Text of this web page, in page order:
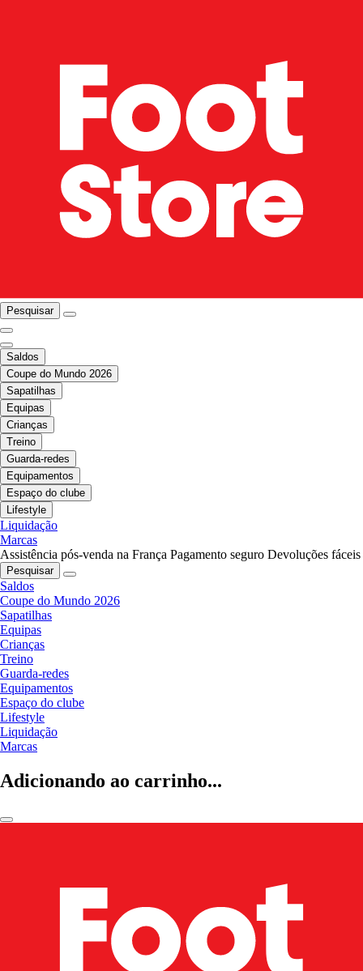
Pesquisar
Saldos
Coupe do Mundo 2026
Sapatilhas
Equipas
Crianças
Treino
Guarda-redes
Equipamentos
Espaço do clube
Lifestyle
Liquidação
Marcas
Assistência pós-venda na França Pagamento seguro Devoluções fáceis
Pesquisar
Saldos
Coupe do Mundo 2026
Sapatilhas
Equipas
Crianças
Treino
Guarda-redes
Equipamentos
Espaço do clube
Lifestyle
Liquidação
Marcas
Adicionando ao carrinho...